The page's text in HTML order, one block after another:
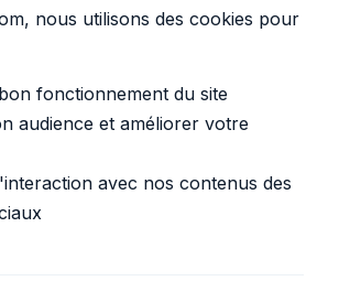
nous utilisons des cookies pour
fonctionnement du site
audience et améliorer votre
avec nos contenus des